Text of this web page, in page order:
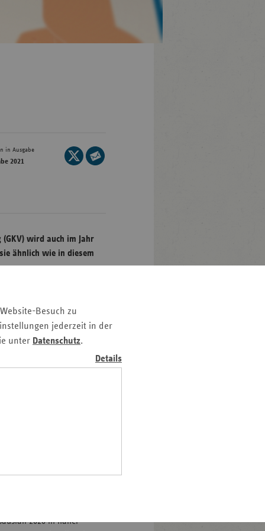
Besuch zu
jederzeit in der
unter Datenschutz.
Details
in Ausgabe
2021
Seite
auf
wird auch im Jahr
ähnlich wie in diesem
werden die
liegen nach
des Wachstumspfads
2020 in naher